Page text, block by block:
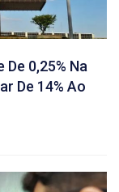
0,25% Na
De 14% Ao